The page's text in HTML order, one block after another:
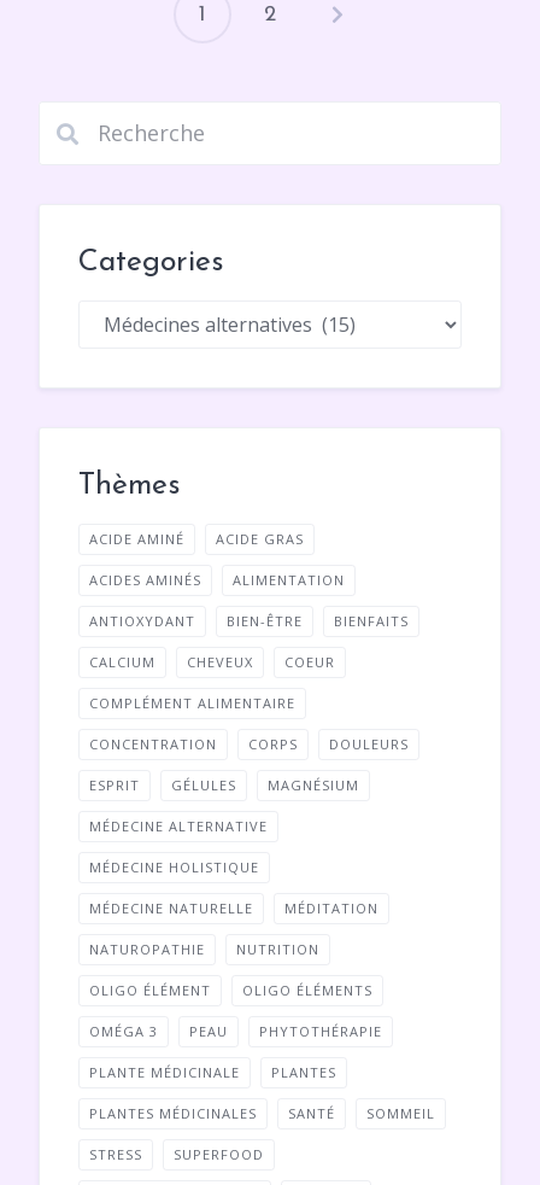
1 2
Categories
Categories
Thèmes
ACIDE AMINÉ ACIDE GRAS
ACIDES AMINÉS ALIMENTATION
ANTIOXYDANT BIEN-ÊTRE BIENFAITS
CALCIUM CHEVEUX COEUR
COMPLÉMENT ALIMENTAIRE
CONCENTRATION CORPS DOULEURS
ESPRIT GÉLULES MAGNÉSIUM
MÉDECINE ALTERNATIVE
MÉDECINE HOLISTIQUE
MÉDECINE NATURELLE MÉDITATION
NATUROPATHIE NUTRITION
OLIGO ÉLÉMENT OLIGO ÉLÉMENTS
OMÉGA 3 PEAU PHYTOTHÉRAPIE
PLANTE MÉDICINALE PLANTES
PLANTES MÉDICINALES SANTÉ SOMMEIL
STRESS SUPERFOOD